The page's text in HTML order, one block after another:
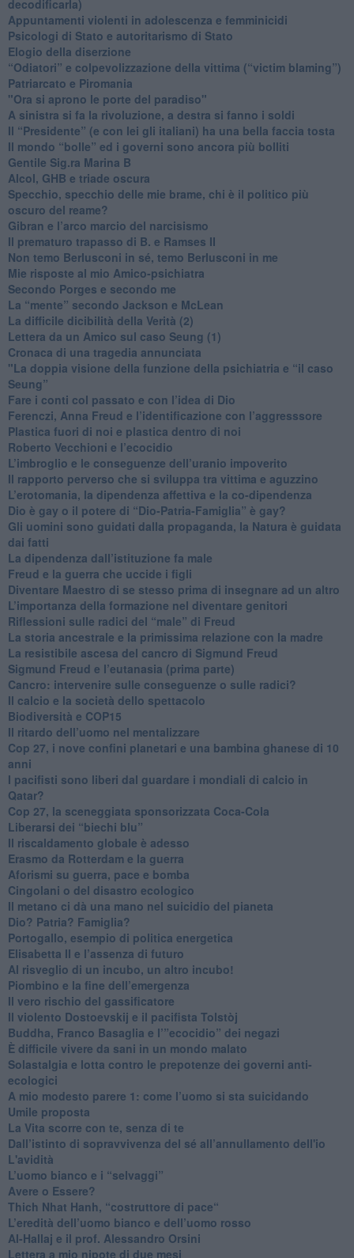
decodificarla)
​Appuntamenti violenti in adolescenza e femminicidi
​Psicologi di Stato e autoritarismo di Stato
Elogio della diserzione
“Odiatori” e colpevolizzazione della vittima (“victim blaming”)
​Patriarcato e Piromania
"Ora si aprono le porte del paradiso"
​A sinistra si fa la rivoluzione, a destra si fanno i soldi
​Il “Presidente” (e con lei gli italiani) ha una bella faccia tosta
​Il mondo “bolle” ed i governi sono ancora più bolliti
​Gentile Sig.ra Marina B
​Alcol, GHB e triade oscura
​Specchio, specchio delle mie brame, chi è il politico più
oscuro del reame?
​Gibran e l’arco marcio del narcisismo
​Il prematuro trapasso di B. e Ramses II
​Non temo Berlusconi in sé, temo Berlusconi in me
​Mie risposte al mio Amico-psichiatra
​Secondo Porges e secondo me
​La “mente” secondo Jackson e McLean
La difficile dicibilità della Verità (2)
​Lettera da un Amico sul caso Seung (1)
​Cronaca di una tragedia annunciata
"​La doppia visione della funzione della psichiatria e “il caso
Seung”
​Fare i conti col passato e con l’idea di Dio
​Ferenczi, Anna Freud e l’identificazione con l’aggresssore
Plastica fuori di noi e plastica dentro di noi
​Roberto Vecchioni e l’ecocidio
​L’imbroglio e le conseguenze dell’uranio impoverito
​Il rapporto perverso che si sviluppa tra vittima e aguzzino
L’erotomania, la dipendenza affettiva e la co-dipendenza
​Dio è gay o il potere di “Dio-Patria-Famiglia” è gay?
​Gli uomini sono guidati dalla propaganda, la Natura è guidata
dai fatti
La dipendenza dall’istituzione fa male
​Freud e la guerra che uccide i figli
​Diventare Maestro di se stesso prima di insegnare ad un altro
L’importanza della formazione nel diventare genitori
Riflessioni sulle radici del “male” di Freud
​La storia ancestrale e la primissima relazione con la madre
​La resistibile ascesa del cancro di Sigmund Freud
Sigmund Freud e l’eutanasia (prima parte)
Cancro: intervenire sulle conseguenze o sulle radici?
​Il calcio e la società dello spettacolo
Biodiversità e COP15
​Il ritardo dell’uomo nel mentalizzare
​Cop 27, i nove confini planetari e una bambina ghanese di 10
anni
​I pacifisti sono liberi dal guardare i mondiali di calcio in
Qatar?
​Cop 27, la sceneggiata sponsorizzata Coca-Cola
​Liberarsi dei “biechi blu”
Il riscaldamento globale è adesso
​Erasmo da Rotterdam e la guerra
​Aforismi su guerra, pace e bomba
Cingolani o del disastro ecologico
​Il metano ci dà una mano nel suicidio del pianeta
​Dio? Patria? Famiglia?
Portogallo, esempio di politica energetica
​Elisabetta II e l’assenza di futuro
Al risveglio di un incubo, un altro incubo!
​Piombino e la fine dell’emergenza
​Il vero rischio del gassificatore
​Il violento Dostoevskij e il pacifista Tolstòj
​Buddha, Franco Basaglia e l’”ecocidio” dei negazi
​È difficile vivere da sani in un mondo malato
Solastalgia e lotta contro le prepotenze dei governi anti-
ecologici
​A mio modesto parere 1: come l’uomo si sta suicidando
​Umile proposta
​La Vita scorre con te, senza di te
​Dall’istinto di sopravvivenza del sé all’annullamento dell'io
L'avidità
​L’uomo bianco e i “selvaggi”
​Avere o Essere?
​Thich Nhat Hanh, “costruttore di pace“
​L’eredità dell’uomo bianco e dell’uomo rosso
Al-Hallaj e il prof. Alessandro Orsini
​Lettera a mio nipote di due mesi